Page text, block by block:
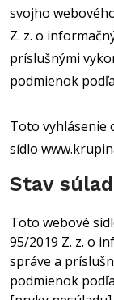
svojho
Z. z. o
príslušnými
podmienok
Toto vyhlásenie
sídlo
Stav
Toto webové
95/2019 Z. z. o
správe a
podmienok